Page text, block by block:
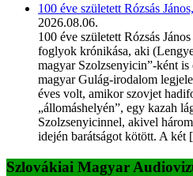
100 éve született Rózsás
2026.08.06.
100 éve született Rózsás
foglyok krónikása, aki
magyar Szolzsenyicin”-ként is
magyar Gulág-irodalom
éves volt, amikor szovjet
„állomáshelyén”, egy kazah
Szolzsenyicinnel, akivel
idején barátságot kötött. A
Szlovákiai Magyar